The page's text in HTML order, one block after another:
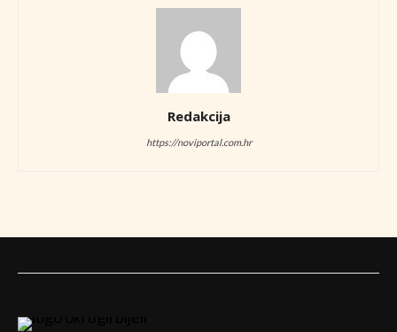
Redakcija
https://noviportal.com.hr